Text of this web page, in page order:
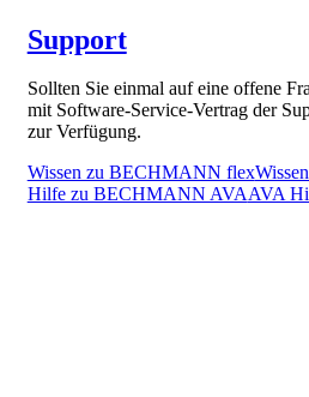
Support
Sollten Sie einmal auf eine offene
mit Software-Service-Vertrag der
zur Verfügung.
Wissen zu BECHMANN flex
Hilfe zu BECHMANN AVAAVA